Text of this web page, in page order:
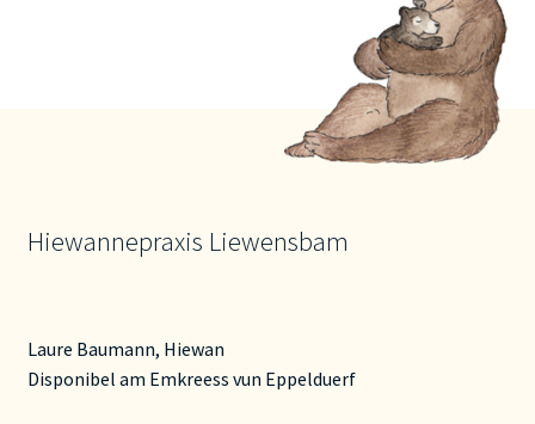
Hiewannepraxis Liewensbam
Laure Baumann, Hiewan
Disponibel am Emkreess vun Eppelduerf